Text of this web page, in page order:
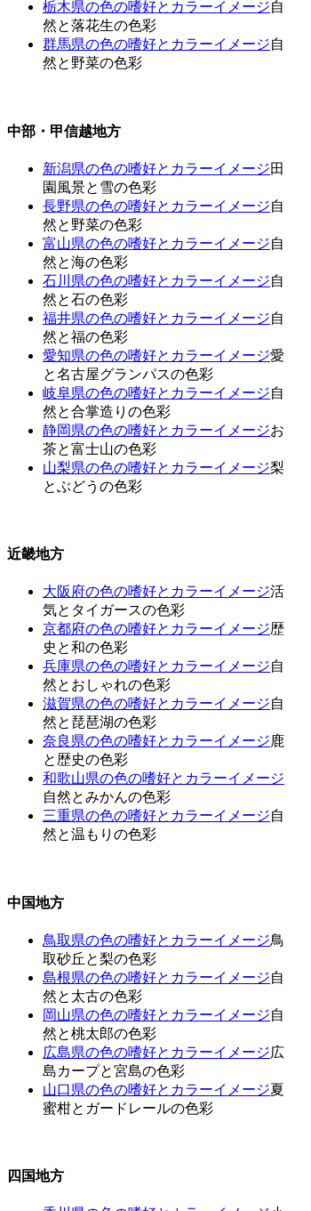
栃木県の色の嗜好とカラーイメージ自
然と落花生の色彩
群馬県の色の嗜好とカラーイメージ自
然と野菜の色彩
中部・甲信越地方
新潟県の色の嗜好とカラーイメージ田
園風景と雪の色彩
長野県の色の嗜好とカラーイメージ自
然と野菜の色彩
富山県の色の嗜好とカラーイメージ自
然と海の色彩
石川県の色の嗜好とカラーイメージ自
然と石の色彩
福井県の色の嗜好とカラーイメージ自
然と福の色彩
愛知県の色の嗜好とカラーイメージ愛
と名古屋グランパスの色彩
岐阜県の色の嗜好とカラーイメージ自
然と合掌造りの色彩
静岡県の色の嗜好とカラーイメージお
茶と富士山の色彩
山梨県の色の嗜好とカラーイメージ梨
とぶどうの色彩
近畿地方
大阪府の色の嗜好とカラーイメージ活
気とタイガースの色彩
京都府の色の嗜好とカラーイメージ歴
史と和の色彩
兵庫県の色の嗜好とカラーイメージ自
然とおしゃれの色彩
滋賀県の色の嗜好とカラーイメージ自
然と琵琶湖の色彩
奈良県の色の嗜好とカラーイメージ鹿
と歴史の色彩
和歌山県の色の嗜好とカラーイメージ
自然とみかんの色彩
三重県の色の嗜好とカラーイメージ自
然と温もりの色彩
中国地方
鳥取県の色の嗜好とカラーイメージ鳥
取砂丘と梨の色彩
島根県の色の嗜好とカラーイメージ自
然と太古の色彩
岡山県の色の嗜好とカラーイメージ自
然と桃太郎の色彩
広島県の色の嗜好とカラーイメージ広
島カープと宮島の色彩
山口県の色の嗜好とカラーイメージ夏
蜜柑とガードレールの色彩
四国地方